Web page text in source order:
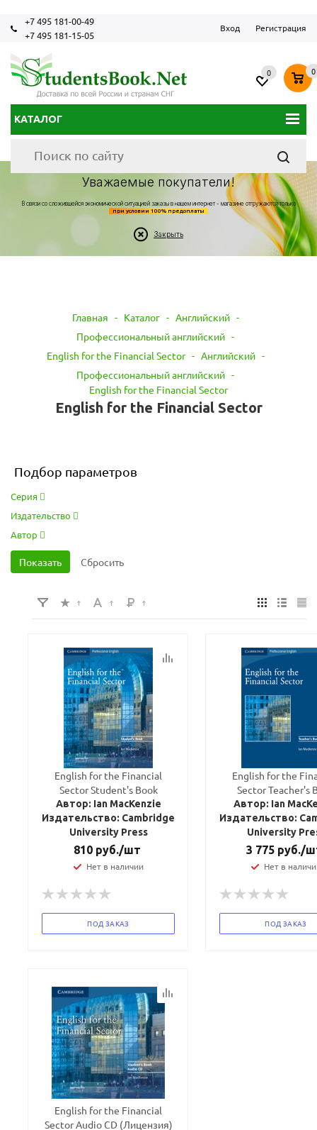
+7 495 181-00-49
+7 495 181-15-05
Вход Регистрация
КАТАЛОГ
0 0
Уважаемые покупатели!
В связи со сложившейся экономической ситуацией заказы в нашем интернет - магазине отгружаются только
при условии 100% предоплаты
Закрыть
Главная - Каталог - Английский -
Профессиональный английский -
English for the Financial Sector - Английский -
Профессиональный английский -
English for the Financial Sector
English for the Financial Sector
Подбор параметров
Серия
Издательство
Автор
English for the Financial
Sector Student's Book
Автор: Ian MacKenzie
Издательство: Cambridge
University Press
810руб./шт
Нет в наличии
ПОД ЗАКАЗ
English for the
Sector Teacher's
Автор: Ian
Издательство:
University
3 775 руб./
Нет в
ПОД ЗАКАЗ
English for the Financial
Sector Audio CD (Лицензия)